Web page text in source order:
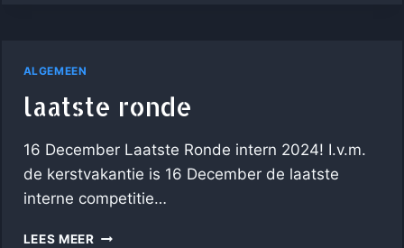
ALGEMEEN
laatste ronde
16 December Laatste Ronde intern 2024! I.v.m.
de kerstvakantie is 16 December de laatste
interne competitie…
LEES MEERLAATSTE